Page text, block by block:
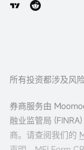
所有投资都涉及风险
券商服务由
融业监管局
商。请查阅我们的